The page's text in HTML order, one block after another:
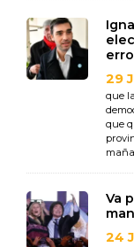
29
que
que
Va
24